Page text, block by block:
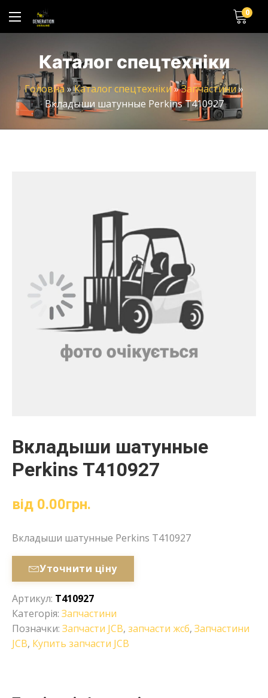
0
Каталог спецтехніки
Головна»Каталог спецтехніки»Запчастини»
Вкладыши шатунные Perkins T410927
Вкладыши шатунные
Perkins T410927
від 0.00грн.
Вкладыши шатунные Perkins T410927
Уточнити ціну
Артикул: T410927
Категорія: Запчастини
Позначки: Запчасти JCB, запчасти жсб, Запчастини
JCB, Купить запчасти JCB